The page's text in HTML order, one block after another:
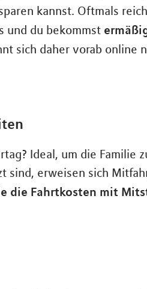
kannst. Oftmals
und du bekommst
sich daher vorab online
Ideal, um die Familie
sind, erweisen sich
die Fahrtkosten mit